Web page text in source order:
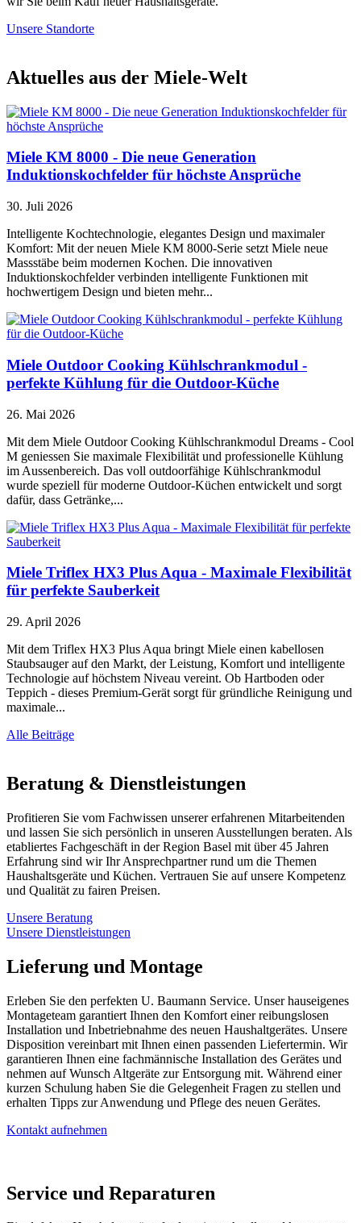
Unsere Standorte
Aktuelles aus der Miele-Welt
Miele KM 8000 - Die neue Generation
Induktionskochfelder für höchste Ansprüche
30. Juli 2026
Intelligente Kochtechnologie, elegantes Design und maximaler
Komfort: Mit der neuen Miele KM 8000-Serie setzt Miele neue
Massstäbe beim modernen Kochen. Die innovativen
Induktionskochfelder verbinden intelligente Funktionen mit
hochwertigem Design und bieten mehr...
Miele Outdoor Cooking Kühlschrankmodul -
perfekte Kühlung für die Outdoor-Küche
26. Mai 2026
Mit dem Miele Outdoor Cooking Kühlschrankmodul Dreams - Cool
M geniessen Sie maximale Flexibilität und professionelle Kühlung
im Aussenbereich. Das voll outdoorfähige Kühlschrankmodul
wurde speziell für moderne Outdoor-Küchen entwickelt und sorgt
dafür, dass Getränke,...
Miele Triflex HX3 Plus Aqua - Maximale Flexibilität
für perfekte Sauberkeit
29. April 2026
Mit dem Triflex HX3 Plus Aqua bringt Miele einen kabellosen
Staubsauger auf den Markt, der Leistung, Komfort und intelligente
Technologie auf höchstem Niveau vereint. Ob Hartboden oder
Teppich - dieses Premium-Gerät sorgt für gründliche Reinigung und
maximale...
Alle Beiträge
Beratung & Dienstleistungen
Profitieren Sie vom Fachwissen unserer erfahrenen Mitarbeitenden
und lassen Sie sich persönlich in unseren Ausstellungen beraten. Als
etabliertes Fachgeschäft in der Region Basel mit über 45 Jahren
Erfahrung sind wir Ihr Ansprechpartner rund um die Themen
Haushaltsgeräte und Küchen. Vertrauen Sie auf unsere Kompetenz
und Qualität zu fairen Preisen.
Unsere Beratung
Unsere Dienstleistungen
Lieferung und Montage
Erleben Sie den perfekten U. Baumann Service. Unser hauseigenes
Montageteam garantiert Ihnen den Komfort einer reibungslosen
Installation und Inbetriebnahme des neuen Haushaltgerätes. Unsere
Disposition vereinbart mit Ihnen einen passenden Liefertermin. Wir
garantieren Ihnen eine fachmännische Installation des Gerätes und
nehmen auf Wunsch Altgeräte zur Entsorgung mit. Während einer
kurzen Schulung haben Sie die Gelegenheit Fragen zu stellen und
erhalten Tipps zur Anwendung und Pflege des neuen Gerätes.
Kontakt aufnehmen
Service und Reparaturen